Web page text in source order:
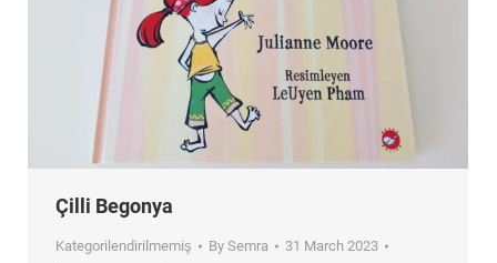
Çilli Begonya
Kategorilendirilmemiş By Semra
31 March 2023